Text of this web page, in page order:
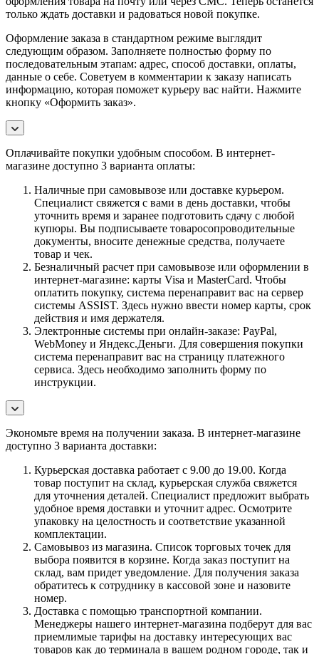
только ждать доставки и радоваться новой покупке.
Оформление заказа в стандартном режиме выглядит
следующим образом. Заполняете полностью форму по
последовательным этапам: адрес, способ доставки, оплаты,
данные о себе. Советуем в комментарии к заказу написать
информацию, которая поможет курьеру вас найти. Нажмите
кнопку «Оформить заказ».
Оплачивайте покупки удобным способом. В интернет-
магазине доступно 3 варианта оплаты:
Наличные при самовывозе или доставке курьером.
Специалист свяжется с вами в день доставки, чтобы
уточнить время и заранее подготовить сдачу с любой
купюры. Вы подписываете товаросопроводительные
документы, вносите денежные средства, получаете
товар и чек.
Безналичный расчет при самовывозе или оформлении в
интернет-магазине: карты Visa и MasterCard. Чтобы
оплатить покупку, система перенаправит вас на сервер
системы ASSIST. Здесь нужно ввести номер карты, срок
действия и имя держателя.
Электронные системы при онлайн-заказе: PayPal,
WebMoney и Яндекс.Деньги. Для совершения покупки
система перенаправит вас на страницу платежного
сервиса. Здесь необходимо заполнить форму по
инструкции.
Экономьте время на получении заказа. В интернет-магазине
доступно 3 варианта доставки:
Курьерская доставка работает с 9.00 до 19.00. Когда
товар поступит на склад, курьерская служба свяжется
для уточнения деталей. Специалист предложит выбрать
удобное время доставки и уточнит адрес. Осмотрите
упаковку на целостность и соответствие указанной
комплектации.
Самовывоз из магазина. Список торговых точек для
выбора появится в корзине. Когда заказ поступит на
склад, вам придет уведомление. Для получения заказа
обратитесь к сотруднику в кассовой зоне и назовите
номер.
Доставка с помощью транспортной компании.
Менеджеры нашего интернет-магазина подберут для вас
приемлимые тарифы на доставку интересующих вас
товаров как до терминала в вашем родном городе, так и